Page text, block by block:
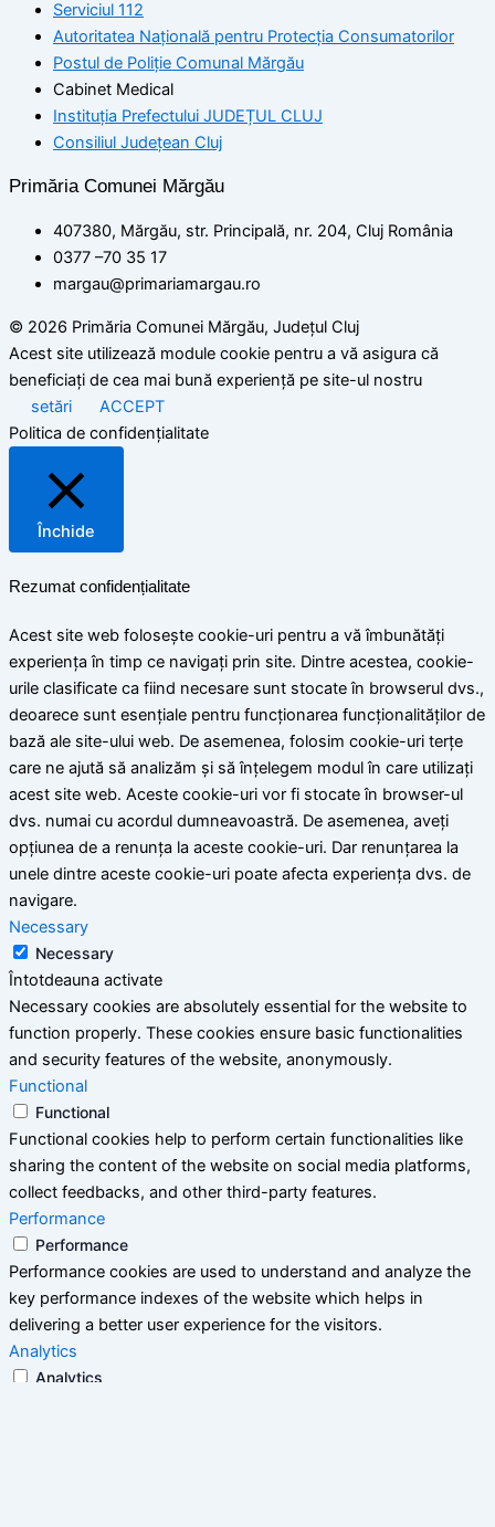
Serviciul 112
Autoritatea Națională pentru Protecția Consumatorilor
Postul de Poliţie Comunal Mărgău
Cabinet Medical
Instituția Prefectului JUDEȚUL CLUJ
Consiliul Județean Cluj
Primăria Comunei Mărgău
407380, Mărgău, str. Principală, nr. 204, Cluj România
0377 –70 35 17
margau@primariamargau.ro
© 2026 Primăria Comunei Mărgău, Județul Cluj
Acest site utilizează module cookie pentru a vă asigura că
beneficiați de cea mai bună experiență pe site-ul nostru
setări
ACCEPT
Politica de confidențialitate
Închide
Rezumat confidențialitate
Acest site web folosește cookie-uri pentru a vă îmbunătăți
experiența în timp ce navigați prin site. Dintre acestea, cookie-
urile clasificate ca fiind necesare sunt stocate în browserul dvs.,
deoarece sunt esențiale pentru funcționarea funcționalităților de
bază ale site-ului web. De asemenea, folosim cookie-uri terțe
care ne ajută să analizăm și să înțelegem modul în care utilizați
acest site web. Aceste cookie-uri vor fi stocate în browser-ul
dvs. numai cu acordul dumneavoastră. De asemenea, aveți
opțiunea de a renunța la aceste cookie-uri. Dar renunțarea la
unele dintre aceste cookie-uri poate afecta experiența dvs. de
navigare.
Necessary
Necessary
Întotdeauna activate
Necessary cookies are absolutely essential for the website to
function properly. These cookies ensure basic functionalities
and security features of the website, anonymously.
Functional
Functional
Functional cookies help to perform certain functionalities like
sharing the content of the website on social media platforms,
collect feedbacks, and other third-party features.
Performance
Performance
Performance cookies are used to understand and analyze the
key performance indexes of the website which helps in
delivering a better user experience for the visitors.
Analytics
Analytics